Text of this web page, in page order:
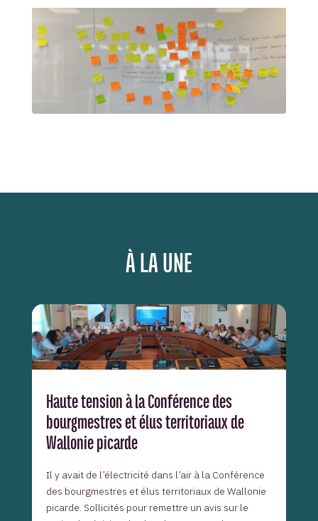
À LA UNE
Haute tension à la Conférence des
bourgmestres et élus territoriaux de
Wallonie picarde
Il y avait de l’électricité dans l’air à la Conférence
des bourgmestres et élus territoriaux de Wallonie
picarde. Sollicités pour remettre un avis sur le